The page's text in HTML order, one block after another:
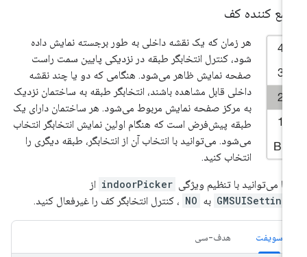
کننده کف
هر زمان که یک نقشه داخلی به طور برجسته نمایش داده
شود، کنترل انتخابگر طبقه در نزدیکی پایین سمت راست
صفحه نمایش ظاهر می‌شود. هنگامی که دو یا چند نقشه
داخلی قابل مشاهده باشند، انتخابگر طبقه به ساختمان نزدیک
به مرکز صفحه نمایش مربوط می‌شود. هر ساختمان دارای یک
طبقه پیش‌فرض است که هنگام اولین نمایش انتخابگر انتخاب
می‌شود. می‌توانید با انتخاب آن از انتخابگر، طبقه دیگری را
انتخاب کنید.
می‌توانید با تنظیم ویژگی indoorPicker از
به NO ، کنترل انتخابگر کف را غیرفعال کنید.
سویفت هدف-سی